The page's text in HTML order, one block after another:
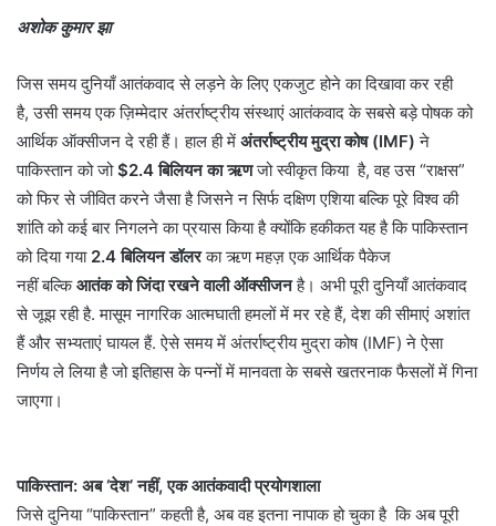
अशोक कुमार झा
जिस समय दुनियाँ आतंकवाद से लड़ने के लिए एकजुट होने का दिखावा कर रही
है, उसी समय एक ज़िम्मेदार अंतर्राष्ट्रीय संस्थाएं आतंकवाद के सबसे बड़े पोषक को
आर्थिक ऑक्सीजन दे रही हैं। हाल ही में अंतर्राष्ट्रीय मुद्रा कोष (IMF) ने
पाकिस्तान को जो$2.4 बिलियन का ऋणजो स्वीकृत किया है, वह उस “राक्षस”
को फिर से जीवित करने जैसा है जिसने न सिर्फ दक्षिण एशिया बल्कि पूरे विश्व की
शांति को कई बार निगलने का प्रयास किया है क्योंकि हकीकत यह है कि पाकिस्तान
को दिया गया 2.4 बिलियन डॉलरका ऋण महज़ एक आर्थिक पैकेज
नहीं बल्किआतंक को जिंदा रखने वाली ऑक्सीजनहै। अभी पूरी दुनियाँ आतंकवाद
से जूझ रही है. मासूम नागरिक आत्मघाती हमलों में मर रहे हैं, देश की सीमाएं अशांत
हैं और सभ्यताएं घायल हैं. ऐसे समय में अंतर्राष्ट्रीय मुद्रा कोष (IMF) ने ऐसा
निर्णय ले लिया है जो इतिहास के पन्नों में मानवता के सबसे खतरनाक फैसलों में गिना
जाएगा।
पाकिस्तान: अब ‘देश’ नहीं, एक आतंकवादी प्रयोगशाला
जिसे दुनिया “पाकिस्तान” कहती है, अब वह इतना नापाक हो चुका है कि अब पूरी